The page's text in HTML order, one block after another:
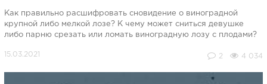
Как правильно расшифровать сновидение о виноградной
крупной либо мелкой лозе? К чему может сниться девушке
либо парню срезать или ломать виноградную лозу с плодами?
2 4 034